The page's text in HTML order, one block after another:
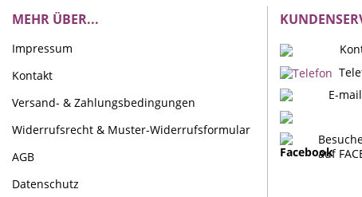
MEHR ÜBER...
Impressum
Kontakt
Versand- & Zahlungsbedingungen
Widerrufsrecht & Muster-Widerrufsformular
AGB
Datenschutz
E-
auf